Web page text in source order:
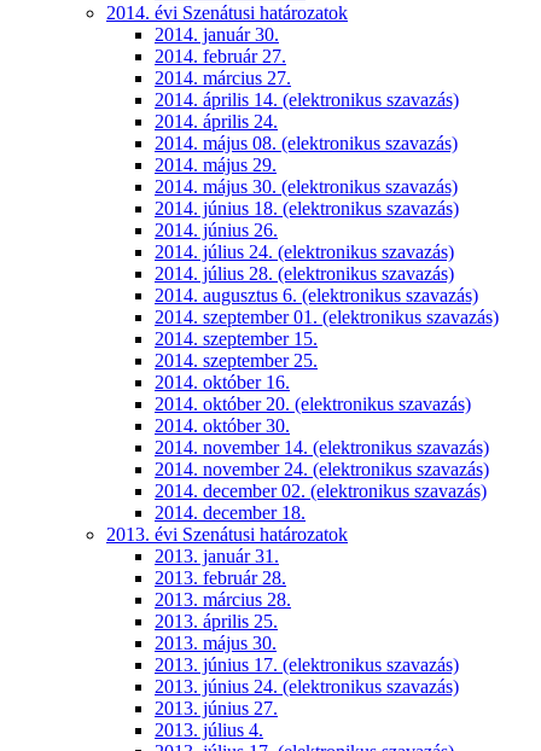
2014. évi Szenátusi határozatok
2014. január 30.
2014. február 27.
2014. március 27.
2014. április 14. (elektronikus szavazás)
2014. április 24.
2014. május 08. (elektronikus szavazás)
2014. május 29.
2014. május 30. (elektronikus szavazás)
2014. június 18. (elektronikus szavazás)
2014. június 26.
2014. július 24. (elektronikus szavazás)
2014. július 28. (elektronikus szavazás)
2014. augusztus 6. (elektronikus szavazás)
2014. szeptember 01. (elektronikus szavazás)
2014. szeptember 15.
2014. szeptember 25.
2014. október 16.
2014. október 20. (elektronikus szavazás)
2014. október 30.
2014. november 14. (elektronikus szavazás)
2014. november 24. (elektronikus szavazás)
2014. december 02. (elektronikus szavazás)
2014. december 18.
2013. évi Szenátusi határozatok
2013. január 31.
2013. február 28.
2013. március 28.
2013. április 25.
2013. május 30.
2013. június 17. (elektronikus szavazás)
2013. június 24. (elektronikus szavazás)
2013. június 27.
2013. július 4.